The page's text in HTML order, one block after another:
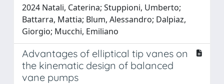
2024 Natali, Caterina; Stuppioni, Umberto;
Battarra, Mattia; Blum, Alessandro; Dalpiaz,
Giorgio; Mucchi, Emiliano
Advantages of elliptical tip vanes on
the kinematic design of balanced
vane pumps